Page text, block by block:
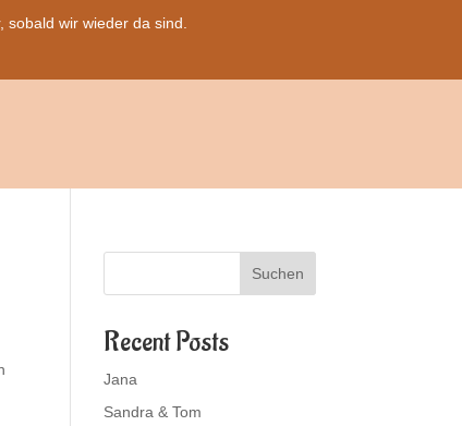
wir wieder da sind.
Suchen
Recent Posts
Jana
Sandra & Tom